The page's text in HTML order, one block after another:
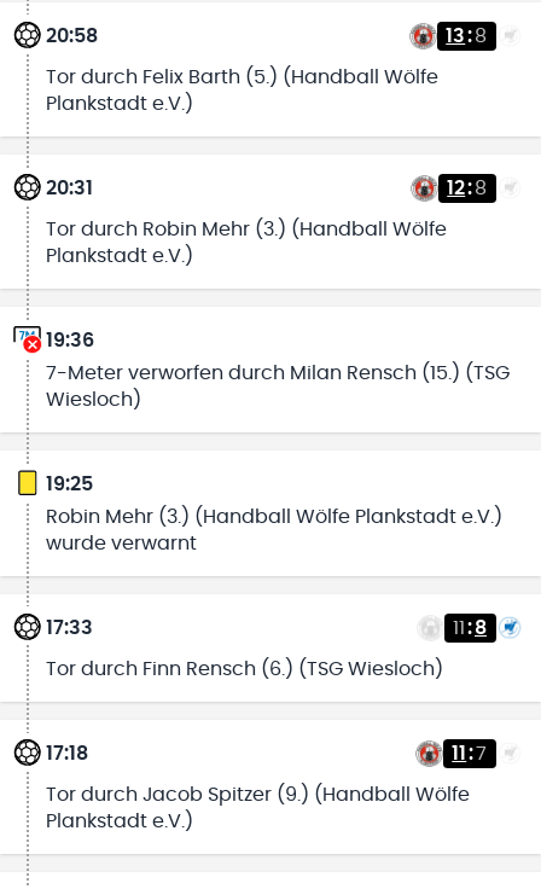
20:58 13:8
Tor durch Felix Barth (5.) (Handball Wölfe
Plankstadt e.V.)
20:31 12:8
Tor durch Robin Mehr (3.) (Handball Wölfe
Plankstadt e.V.)
19:36
7-Meter verworfen durch Milan Rensch (15.) (TSG
Wiesloch)
19:25
Robin Mehr (3.) (Handball Wölfe Plankstadt e.V.)
wurde verwarnt
17:33 11 :8
Tor durch Finn Rensch (6.) (TSG Wiesloch)
17:18 11 :7
Tor durch Jacob Spitzer (9.) (Handball Wölfe
Plankstadt e.V.)